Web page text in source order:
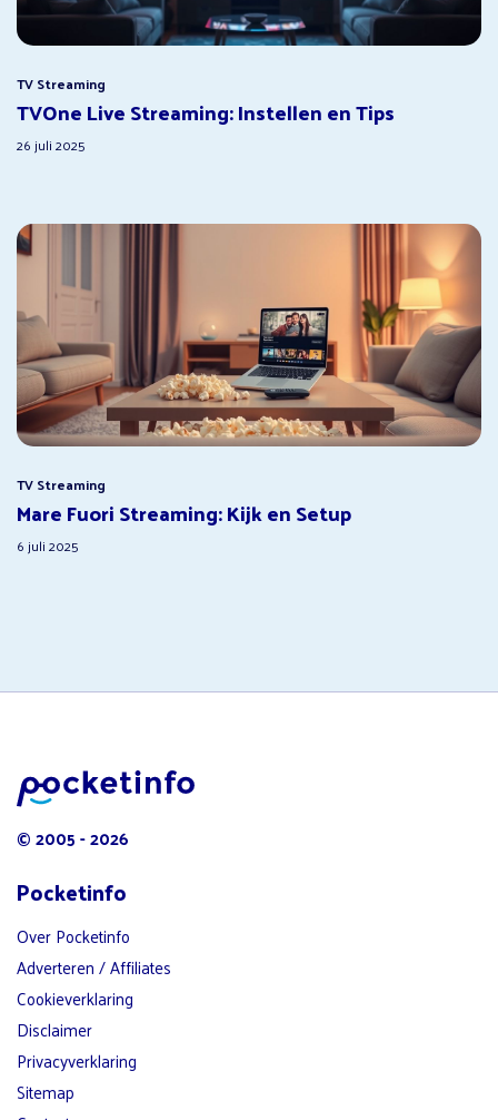
TV Streaming
TVOne Live Streaming: Instellen en Tips
26 juli 2025
TV Streaming
Mare Fuori Streaming: Kijk en Setup
6 juli 2025
© 2005 - 2026
Pocketinfo
Over Pocketinfo
Adverteren / Affiliates
Cookieverklaring
Disclaimer
Privacyverklaring
Sitemap